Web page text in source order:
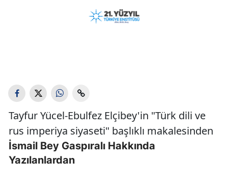
Tayfur Yücel-Ebulfez Elçibey'in "Türk dili ve
rus imperiya siyaseti" başlıklı makalesinden
İsmail Bey Gaspıralı Hakkında
Yazılanlardan